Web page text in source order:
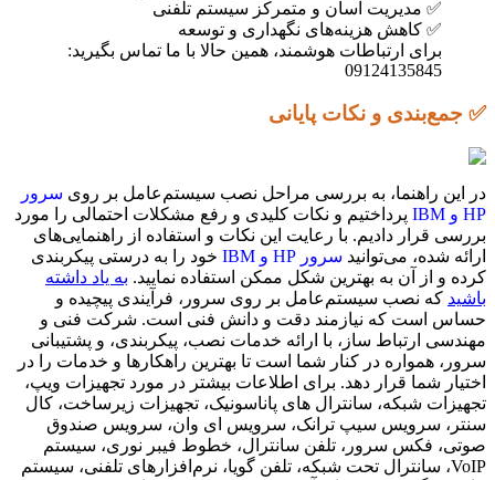
✅ مدیریت آسان و متمرکز سیستم تلفنی
✅ کاهش هزینه‌های نگهداری و توسعه
برای ارتباطات هوشمند، همین حالا با ما تماس بگیرید:
09124135845
✅ جمع‌بندی و نکات پایانی
در این راهنما، به بررسی مراحل نصب سیستم‌عامل بر روی سرور
HP و IBM
پرداختیم و نکات کلیدی و رفع مشکلات احتمالی را مورد
بررسی قرار دادیم. با رعایت این نکات و استفاده از راهنمایی‌های
ارائه شده، می‌توانید سرور HP و IBM
خود را به درستی پیکربندی
کرده و از آن به بهترین شکل ممکن استفاده نمایید. به یاد داشته
باشید که نصب سیستم‌عامل بر روی سرور، فرآیندی پیچیده و
حساس است که نیازمند دقت و دانش فنی است. شرکت فنی و
مهندسی ارتباط ساز، با ارائه خدمات نصب، پیکربندی، و پشتیبانی
سرور، همواره در کنار شما است تا بهترین راهکارها و خدمات را در
اختیار شما قرار دهد. برای اطلاعات بیشتر در مورد تجهیزات ویپ،
تجهیزات شبکه، سانترال های پاناسونیک، تجهیزات زیرساخت، کال
سنتر، سرویس سیپ ترانک، سرویس ای وان، سرویس صندوق
صوتی، فکس سرور، تلفن سانترال، خطوط فیبر نوری، سیستم
VoIP، سانترال تحت شبکه، تلفن گویا، نرم‌افزارهای تلفنی، سیستم